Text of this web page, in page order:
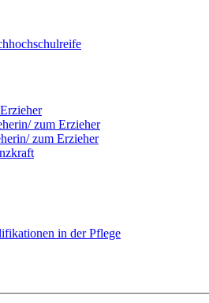
zum Erzieher
zum Erzieher
in der Pflege